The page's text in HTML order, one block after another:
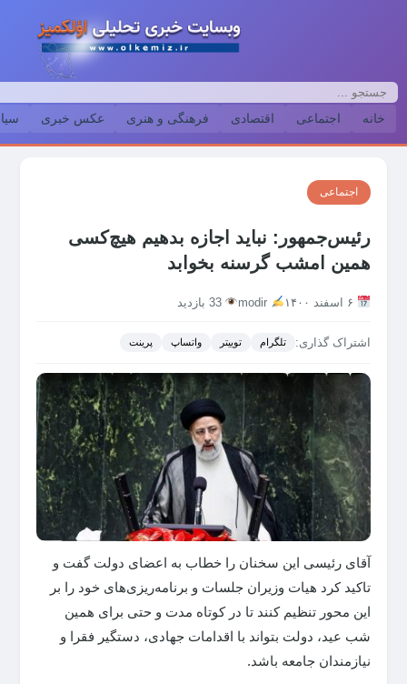
خانه اجتماعی اقتصادی فرهنگی و هنری عکس خبری
اجتماعی
رئیس‌جمهور: نباید اجازه بدهیم هیچ‌کسی
همین امشب گرسنه بخوابد
33 بازدید
اشتراک گذاری: تلگرام توییتر واتساپ پرینت
آقای رئیسی این سخنان را خطاب به اعضای دولت گفت و
تاکید کرد هیات وزیران جلسات و برنامه‌ریزی‌های خود را بر
این محور تنظیم کنند تا در کوتاه مدت و حتی برای همین
شب عید، دولت بتواند با اقدامات جهادی، دستگیر فقرا و
نیازمندان جامعه باشد.